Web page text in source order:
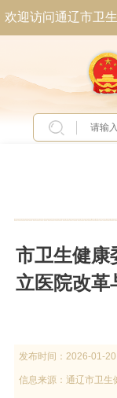
欢迎访问通辽市卫
市卫生健康
立医院改革
发布时间： 2026-01-
信息来源： 通辽市卫生